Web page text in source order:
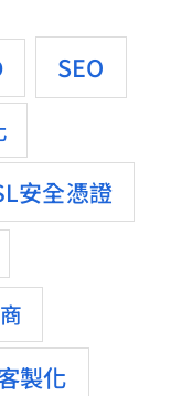
SEO
安全憑證
製化